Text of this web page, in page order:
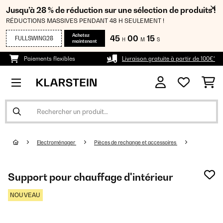
Jusqu’à 28 % de réduction sur une sélection de produits !
RÉDUCTIONS MASSIVES PENDANT 48 H SEULEMENT !
FULLSWING28
Achetez
maintenant
45 H 00 M 15 S
Paiements flexibles Livraison gratuite à partir de 100€*
Electroménager Pièces de rechange et accessoires
Support pour chauffage d'intérieur
NOUVEAU